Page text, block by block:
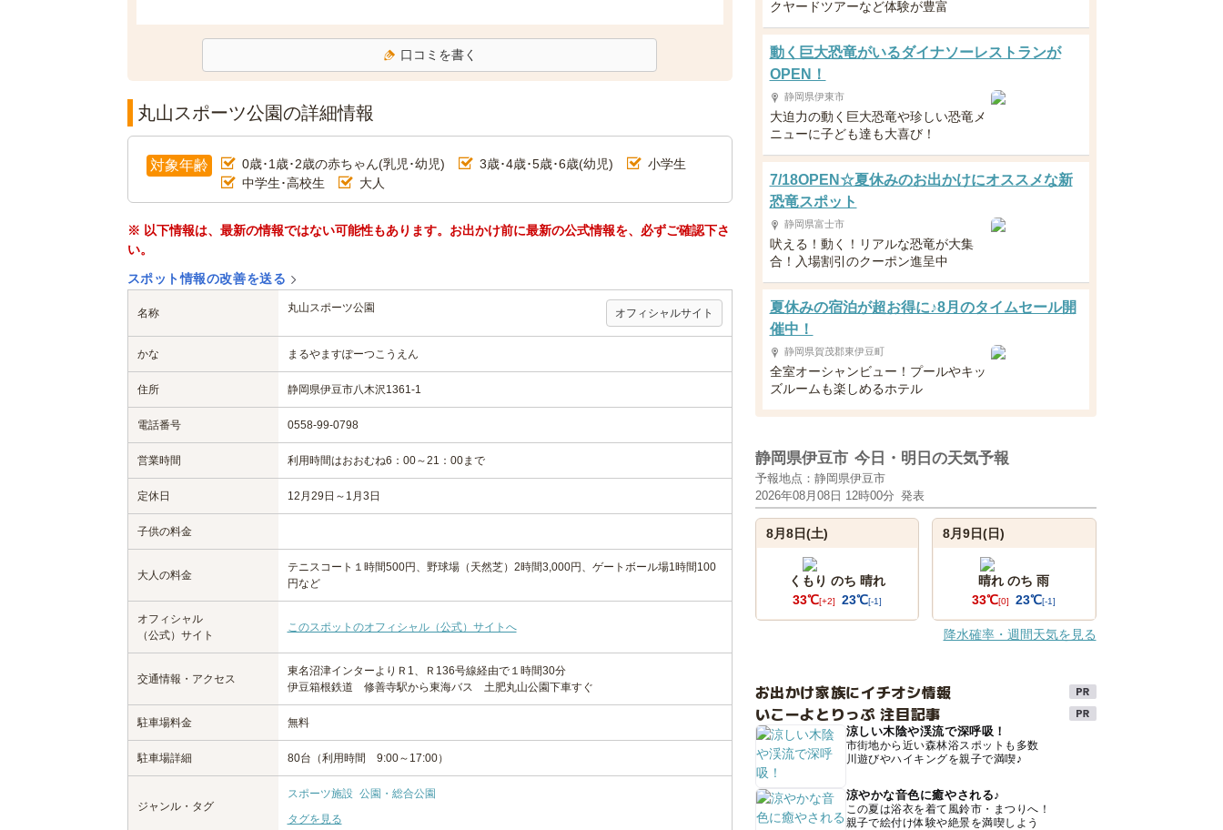
口コミを書く
丸山スポーツ公園の詳細情報
対象年齢 0歳･1歳･2歳の赤ちゃん(乳児･幼児) 3歳･4歳･5歳･6歳(幼児)
小学生
中学生･高校生
大人
※ 以下情報は、最新の情報ではない可能性もあります。お出かけ前に最新の公式情報を、必ずご確認下さ
い。
スポット情報の改善を送る
名称 丸山スポーツ公園 オフィシャルサイト
かな まるやますぽーつこうえん
住所 静岡県伊豆市八木沢1361-1
電話番号 0558-99-0798
営業時間 利用時間はおおむね6：00～21：00まで
定休日 12月29日～1月3日
子供の料金
大人の料金
テニスコート１時間500円、野球場（天然芝）2時間3,000円、ゲートボール場1時間100
円など
オフィシャル
（公式）サイト
このスポットのオフィシャル（公式）サイトへ
交通情報・アクセス
東名沼津インターよりＲ1、Ｒ136号線経由で１時間30分
伊豆箱根鉄道 修善寺駅から東海バス 土肥丸山公園下車すぐ
駐車場料金 無料
駐車場詳細 80台（利用時間 9:00～17:00）
ジャンル・タグ
スポーツ施設 公園・総合公園
タグを見る
クヤードツアーなど体験が豊富
動く巨大恐竜がいるダイナソーレストランが
OPEN！
静岡県伊東市
大迫力の動く巨大恐竜や珍しい恐竜メ
ニューに子ども達も大喜び！
7/18OPEN☆夏休みのお出かけにオススメな新
恐竜スポット
静岡県富士市
吠える！動く！リアルな恐竜が大集
合！入場割引のクーポン進呈中
夏休みの宿泊が超お得に♪8月のタイムセール開
催中！
静岡県賀茂郡東伊豆町
全室オーシャンビュー！プールやキッ
ズルームも楽しめるホテル
静岡県伊豆市 今日・明日の天気予報
予報地点：静岡県伊豆市
2026年08月08日 12時00分 発表
8月8日(土)
くもり のち 晴れ
33℃[+2] 23℃[-1]
8月9日(日)
晴れ のち 雨
33℃[0] 23℃[-1]
降水確率・週間天気を見る
お出かけ家族にイチオシ情報
いこーよとりっぷ 注目記事
涼しい木陰や渓流で深呼吸！
市街地から近い森林浴スポットも多数
川遊びやハイキングを親子で満喫♪
涼やかな音色に癒やされる♪
この夏は浴衣を着て風鈴市・まつりへ！
親子で絵付け体験や絶景を満喫しよう